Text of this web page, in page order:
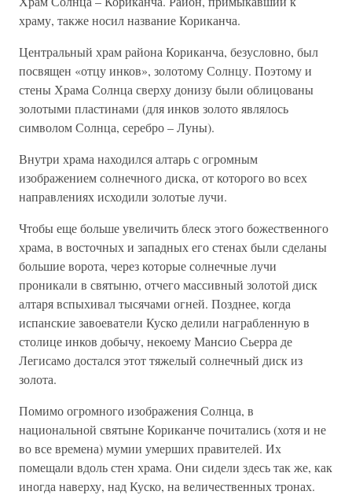
храму, также носил название Кориканча.
Центральный храм района Кориканча, безусловно, был
посвящен «отцу инков», золотому Солнцу. Поэтому и
стены Храма Солнца сверху донизу были облицованы
золотыми пластинами (для инков золото являлось
символом Солнца, серебро – Луны).
Внутри храма находился алтарь с огромным
изображением солнечного диска, от которого во всех
направлениях исходили золотые лучи.
Чтобы еще больше увеличить блеск этого божественного
храма, в восточных и западных его стенах были сделаны
большие ворота, через которые солнечные лучи
проникали в святыню, отчего массивный золотой диск
алтаря вспыхивал тысячами огней. Позднее, когда
испанские завоеватели Куско делили награбленную в
столице инков добычу, некоему Мансио Сьерра де
Легисамо достался этот тяжелый солнечный диск из
золота.
Помимо огромного изображения Солнца, в
национальной святыне Кориканче почитались (хотя и не
во все времена) мумии умерших правителей. Их
помещали вдоль стен храма. Они сидели здесь так же, как
иногда наверху, над Куско, на величественных тронах.